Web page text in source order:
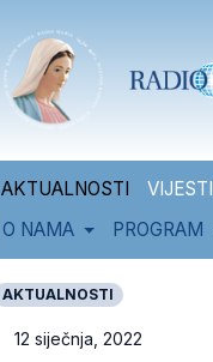
AKTUALNOSTI
O NAMA
PROGRAM
AKTUALNOSTI
12 siječnja, 2022